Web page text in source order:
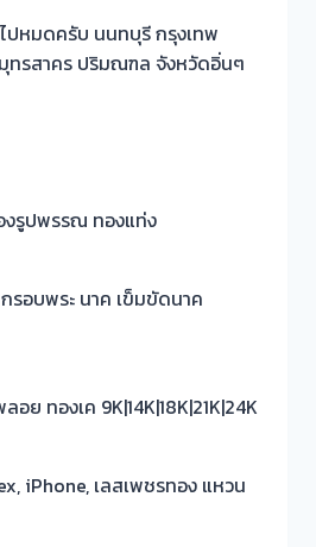
ปหมดครับ นนทบุรี กรุงเทพ
ทรสาคร ปริมณฑล จังหวัดอิ่นๆ
งรูปพรรณ ทองแท่ง
รอบพระ นาค เข็มขัดนาค
ย ทองเค 9K|14K|18K|21K|24K
iPhone, เลสเพชรทอง แหวน